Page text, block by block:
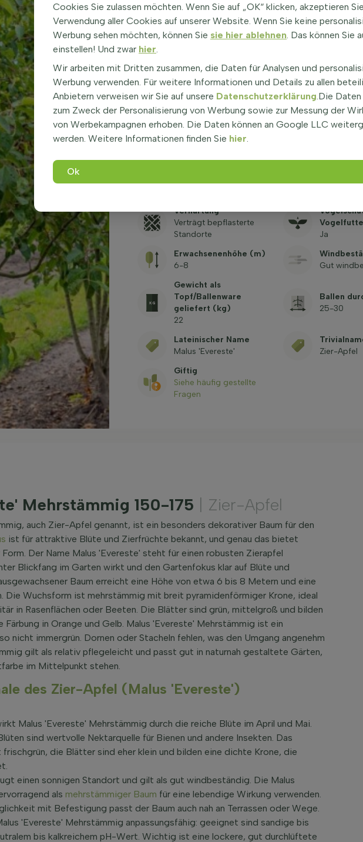
Standort
-20,6°C / -
zone 6b
Nein
Grün
Wachsende Kraft
Langsam
Gelb,
Klimabaum
Ja
Verhärtung
Verträgt bepflasterte
Standorte
Ja
Erwachsenenhöhe (m)
6-8
Gut
Gewicht als
Topf/Ballenware
geliefert (kg)
22
Ballen
25-30
Lateinischer Name
Malus 'Evereste'
Zier-Apfel
Giftig
Siehe häufig gestellte
Fragen
Mehrstämmig 150-175 | Zier-Apfel
auch Zier-Apfel genannt, ist ein besonders dekorativer Baum für den
ist für attraktive Blüte und Zierfrüchte bekannt, und genau das bietet
Der Name Malus 'Evereste' steht für einen robusten Zierapfel
Blickfang im Garten wirkt und den Gartenfokus klar auf Blüte und
Baum erreicht eine Höhe von etwa 6 bis 8 Metern und eine
Die Wuchsform ist mehrstämmig mit breit pyramidenförmiger Krone, ideal
in Rasenflächen oder Beeten. Die Blätter sind grün, mittelgroß und bilden
Färbung in Orange und Gelb. Malus 'Evereste' Mehrstämmig ist ein
nicht immergrün. Dornen oder Stacheln fehlen, was den Umgang angenehm
gilt als relativ pflegeleicht und passt gut in naturnah gestaltete Gärten,
im Mittelpunkt stehen.
des Zier-Apfel (Malus 'Evereste')
Malus 'Evereste' Mehrstämmig durch die reiche Blüte im April und Mai.
sind wertvolle Nektarquelle für Bienen und andere Insekten. Das
frischgrün, die Blätter sind eher klein und bilden eine dichte Krone, die
einen sonnigen Standort und gilt als gut windbeständig. Die Malus
als mehrstämmiger Baum für eine lebendige Wirkung verwenden.
mit Befestigung passt der Baum auch nah an Terrassen oder Wege.
'Evereste' Mehrstämmig anpassungsfähig: geeignet sind sandige bis
bis kalkreichem pH-Wert. Wichtig ist eine lockere, gut durchlüftete
Cookies Sie zulassen möchten. Wenn Sie auf „OK“ klicken, akzeptieren
Verwendung aller Cookies auf unserer Website. Wenn Sie keine
Werbung sehen möchten, können Sie sie hier ablehnen. Das können Sie
einstellen! Und zwar hier.
Wir arbeiten mit Dritten zusammen, die Daten für Analysen und
Werbung verwenden. Für weitere Informationen und Details zu allen
Anbietern verweisen wir Sie auf unsere Datenschutzerklärung.Die
zum Zweck der Personalisierung von Werbung sowie zur Messung der
von Werbekampagnen erhoben. Die Daten können an Google LLC
werden. Weitere Informationen finden Sie hier.
Ok